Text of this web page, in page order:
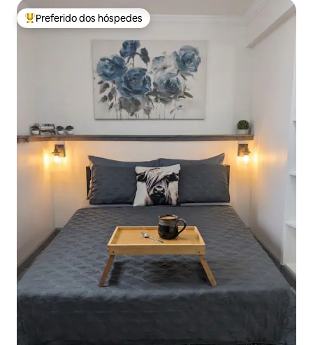
Entre os melhores preferidos dos hóspedes
Preferido dos hóspedes